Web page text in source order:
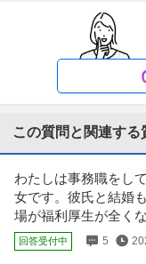
医師／常勤／糖尿病
ら勤務可能地域に根
年収1,500万円
した医療機関[東京都足立区
この質問と関連する
わたしは事務職をし
女です。彼氏と結婚
場が福利厚生が全く
回答受付中 5